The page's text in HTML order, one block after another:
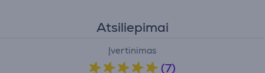
Atsiliepimai
Įvertinimas
(7)